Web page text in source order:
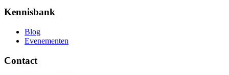
Kennisbank
Blog
Evenementen
Contact